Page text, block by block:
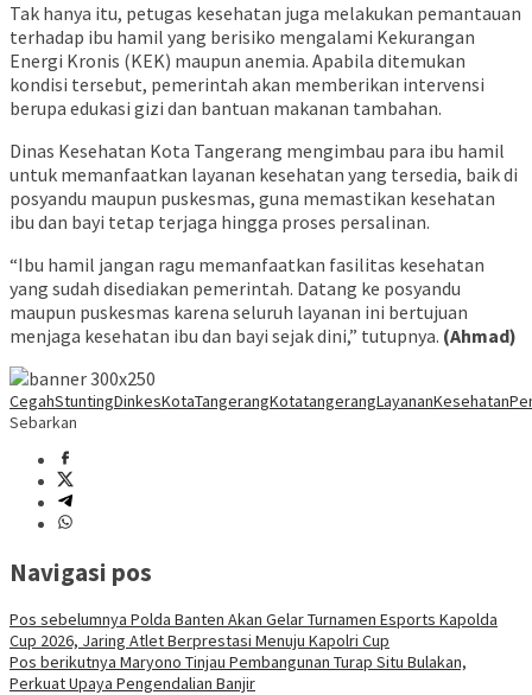
Tak hanya itu, petugas kesehatan juga melakukan pemantauan
terhadap ibu hamil yang berisiko mengalami Kekurangan
Energi Kronis (KEK) maupun anemia. Apabila ditemukan
kondisi tersebut, pemerintah akan memberikan intervensi
berupa edukasi gizi dan bantuan makanan tambahan.
Dinas Kesehatan Kota Tangerang mengimbau para ibu hamil
untuk memanfaatkan layanan kesehatan yang tersedia, baik di
posyandu maupun puskesmas, guna memastikan kesehatan
ibu dan bayi tetap terjaga hingga proses persalinan.
“Ibu hamil jangan ragu memanfaatkan fasilitas kesehatan
yang sudah disediakan pemerintah. Datang ke posyandu
maupun puskesmas karena seluruh layanan ini bertujuan
menjaga kesehatan ibu dan bayi sejak dini,” tutupnya. (Ahmad)
CegahStuntingDinkesKotaTangerangKotatangerangLayananKesehatan
Sebarkan
Navigasi pos
Pos sebelumnya Polda Banten Akan Gelar Turnamen Esports Kapolda
Cup 2026, Jaring Atlet Berprestasi Menuju Kapolri Cup
Pos berikutnya Maryono Tinjau Pembangunan Turap Situ Bulakan,
Perkuat Upaya Pengendalian Banjir